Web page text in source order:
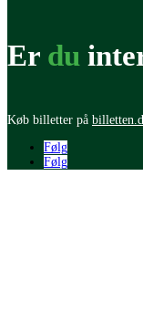
Er du
Køb billetter på
Følg
Følg